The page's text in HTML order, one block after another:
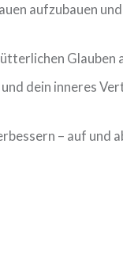
aufzubauen
Glauben
dein inneres
– auf und